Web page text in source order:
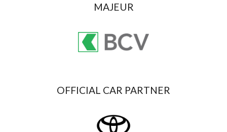
MAJEUR
OFFICIAL CAR PARTNER